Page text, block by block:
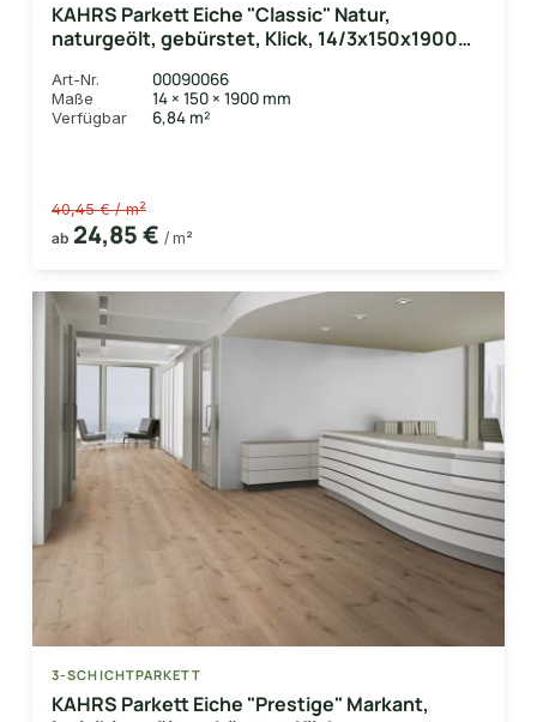
KAHRS Parkett Eiche "Classic" Natur,
naturgeölt, gebürstet, Klick, 14/3x150x1900
Art-Nr. 00090066
Maße 14 × 150 × 1900 mm
Verfügbar 6,84 m²
40,45 € / m²
ab 24,85 € / m²
3-SCHICHTPARKETT
KAHRS Parkett Eiche "Prestige" Markant,